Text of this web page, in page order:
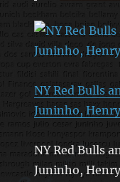
NY Red Bulls
Juninho,
NY Red Bulls
Juninho,